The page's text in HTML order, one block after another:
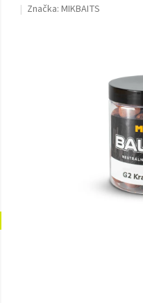
Značka: MIKBAITS